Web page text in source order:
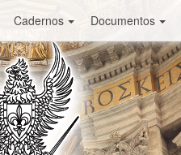
Cadernos Documentos